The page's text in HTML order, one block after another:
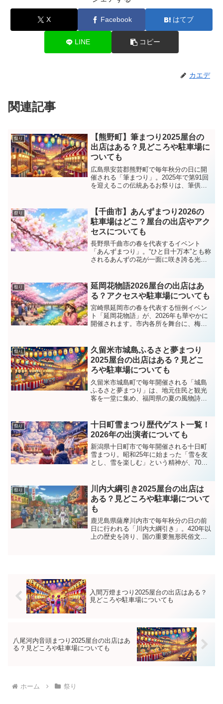
X Facebook はてブ
LINE コピー
カエデ
関連記事
祭り
【熊野町】筆まつり2025屋台の
出店はある？見どころや駐車場に
ついても
広島県安芸郡熊野町で毎年秋分の日に開
催される「筆まつり」。2025年で第91回
を迎えるこの伝統あるお祭りは、筆供養
す。この記事では、筆まつり2025の開催
概要から見どこ...
祭り
【千曲市】あんずまつり2026の
駐車場はどこ？屋台の出店やアク
セスについても
長野県千曲市の春を代表するイベント
「あんずまつり」。“ひと目十万本”とも称
されるあんずの花が一面に咲き誇る光景
の？」「駐車場はある？」「混雑はどれ
くらい？」と気になる方...
祭り
延岡花物語2026屋台の出店はあ
る？アクセスや駐車場についても
宮崎県延岡市の春を代表する恒例イベン
ト「延岡花物語」が、2026年も華やかに
開催されます。市内各所を舞台に、梅・
ントやグルメ企画が楽しめるのが大きな
魅力です。初めて訪れ...
祭り
久留米市城島ふるさと夢まつり
2025屋台の出店はある？見どこ
ろや駐車場についても
久留米市城島町で毎年開催される「城島
ふるさと夢まつり」は、地元住民と観光
客を一堂に集め、福岡県の夏の風物詩と
獅子のパレードやアオみこしリレーが注
目されています。屋台...
祭り
十日町雪まつり歴代ゲスト一覧！
2026年の出演者についても
新潟県十日町市で毎年開催される十日町
雪まつり。昭和25年に始まった「雪を友
とし、雪を楽しむ」という精神が、70年
とがありますが、市民手作りとは思えな
いほど完成度の高い雪...
祭り
川内大綱引き2025屋台の出店は
ある？見どころや駐車場について
も
鹿児島県薩摩川内市で毎年秋分の日の前
日に行われる「川内大綱引き」。420年以
上の歴史を誇り、国の重要無形民俗文化
入間万燈まつり2025屋台の出店はある？
見どころや駐車場についても
八尾河内音頭まつり2025屋台の出店はあ
る？見どころや駐車場についても
ホーム 祭り